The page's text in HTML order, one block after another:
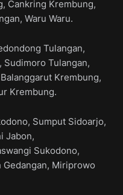
Cankring Krembung,
Waru Waru.
Tulangan,
Tulangan,
Krembung,
Krembung.
Sumput Sidoarjo,
Jabon,
Sukodono,
Gedangan, Miriprowo